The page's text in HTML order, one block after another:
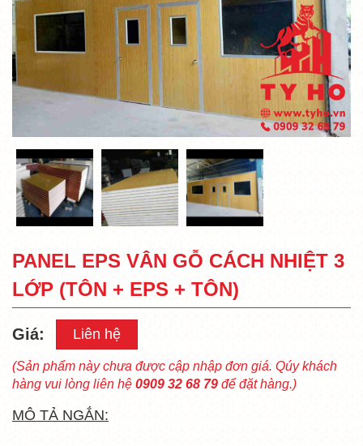
PANEL EPS VÂN GỖ CÁCH NHIỆT 3
LỚP (TÔN + EPS + TÔN)
Giá: Liên hệ
(Sản phẩm này chưa được cập nhập đơn giá. Qúy khách
hàng vui lòng liên hệ 0909 32 68 79 để đặt hàng.)
MÔ TẢ NGẮN: